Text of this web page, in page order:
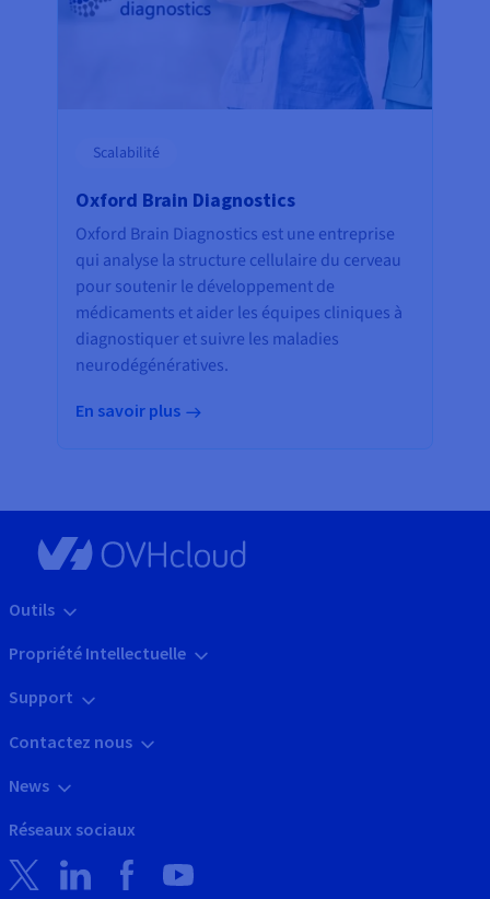
Scalabilité
Oxford Brain Diagnostics
Oxford Brain Diagnostics est une entreprise
qui analyse la structure cellulaire du cerveau
pour soutenir le développement de
médicaments et aider les équipes cliniques à
diagnostiquer et suivre les maladies
neurodégénératives.
En savoir plus
Outils
Propriété Intellectuelle
Support
Contactez nous
News
Réseaux sociaux